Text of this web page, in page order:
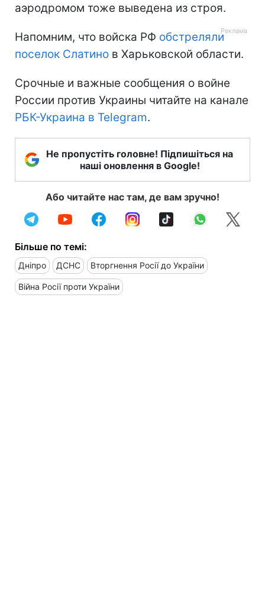
аэродромом тоже выведена из строя.
Напомним, что войска РФ обстреляли
поселок Слатино в Харьковской области.
Срочные и важные сообщения о войне
России против Украины читайте на канале
РБК-Украина в Telegram.
Не пропустіть головне! Підпишіться на
наші оновлення в Google!
Або читайте нас там, де вам зручно!
Більше по темі:
Дніпро ДСНС Вторгнення Росії до України
Війна Росії проти України